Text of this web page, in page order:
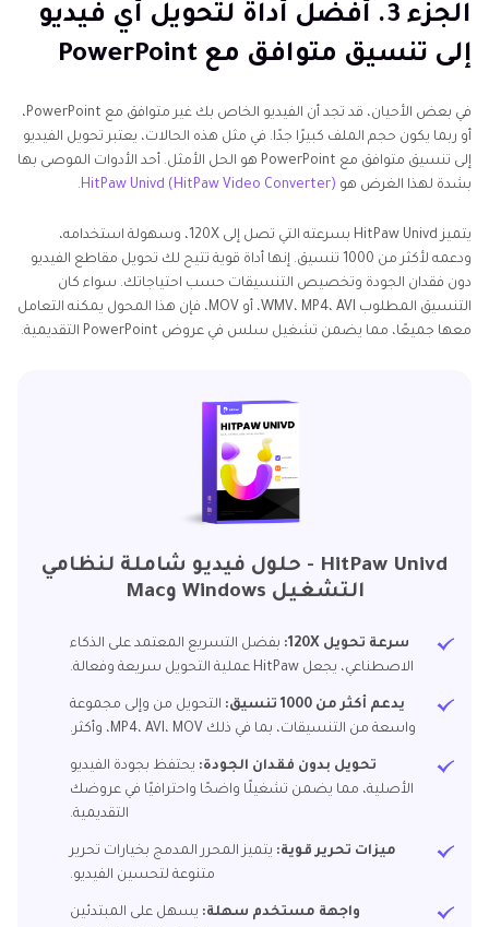
الجزء 3. أفضل أداة لتحويل أي فيديو
إلى تنسيق متوافق مع PowerPoint
في بعض الأحيان، قد تجد أن الفيديو الخاص بك غير متوافق مع PowerPoint،
أو ربما يكون حجم الملف كبيرًا جدًا. في مثل هذه الحالات، يعتبر تحويل الفيديو
إلى تنسيق متوافق مع PowerPoint هو الحل الأمثل. أحد الأدوات الموصى بها
بشدة لهذا الغرض هو HitPaw Univd (HitPaw Video Converter)
.
يتميز HitPaw Univd بسرعته التي تصل إلى 120X، وسهولة استخدامه،
ودعمه لأكثر من 1000 تنسيق. إنها أداة قوية تتيح لك تحويل مقاطع الفيديو
دون فقدان الجودة وتخصيص التنسيقات حسب احتياجاتك. سواء كان
التنسيق المطلوب WMV، MP4، AVI، أو MOV، فإن هذا المحول يمكنه التعامل
معها جميعًا، مما يضمن تشغيل سلس في عروض PowerPoint التقديمية.
HitPaw Univd - حلول فيديو شاملة لنظامي
التشغيل Windows وMac
سرعة تحويل 120X:
بفضل التسريع المعتمد على الذكاء
الاصطناعي، يجعل HitPaw عملية التحويل سريعة وفعالة.
يدعم أكثر من 1000 تنسيق:
التحويل من وإلى مجموعة
واسعة من التنسيقات، بما في ذلك MP4، AVI، MOV، وأكثر.
تحويل بدون فقدان الجودة: يحتفظ بجودة الفيديو
الأصلية، مما يضمن تشغيلًا واضحًا واحترافيًا في عروضك
التقديمية.
ميزات تحرير قوية: يتميز المحرر المدمج بخيارات تحرير
متنوعة لتحسين الفيديو.
واجهة مستخدم سهلة: يسهل على المبتدئين